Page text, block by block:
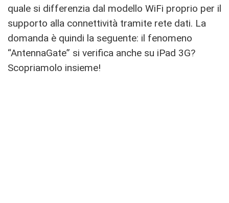
quale si differenzia dal modello WiFi proprio per il
supporto alla connettività tramite rete dati. La
domanda è quindi la seguente: il fenomeno
“AntennaGate” si verifica anche su iPad 3G?
Scopriamolo insieme!